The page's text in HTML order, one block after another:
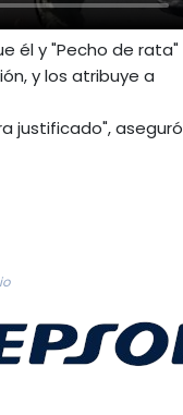
él y "Pecho de rata"
y los atribuye a
justificado", aseguró